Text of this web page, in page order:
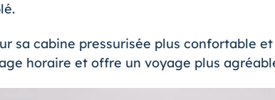
sa cabine pressurisée plus confortable
horaire et offre un voyage plus